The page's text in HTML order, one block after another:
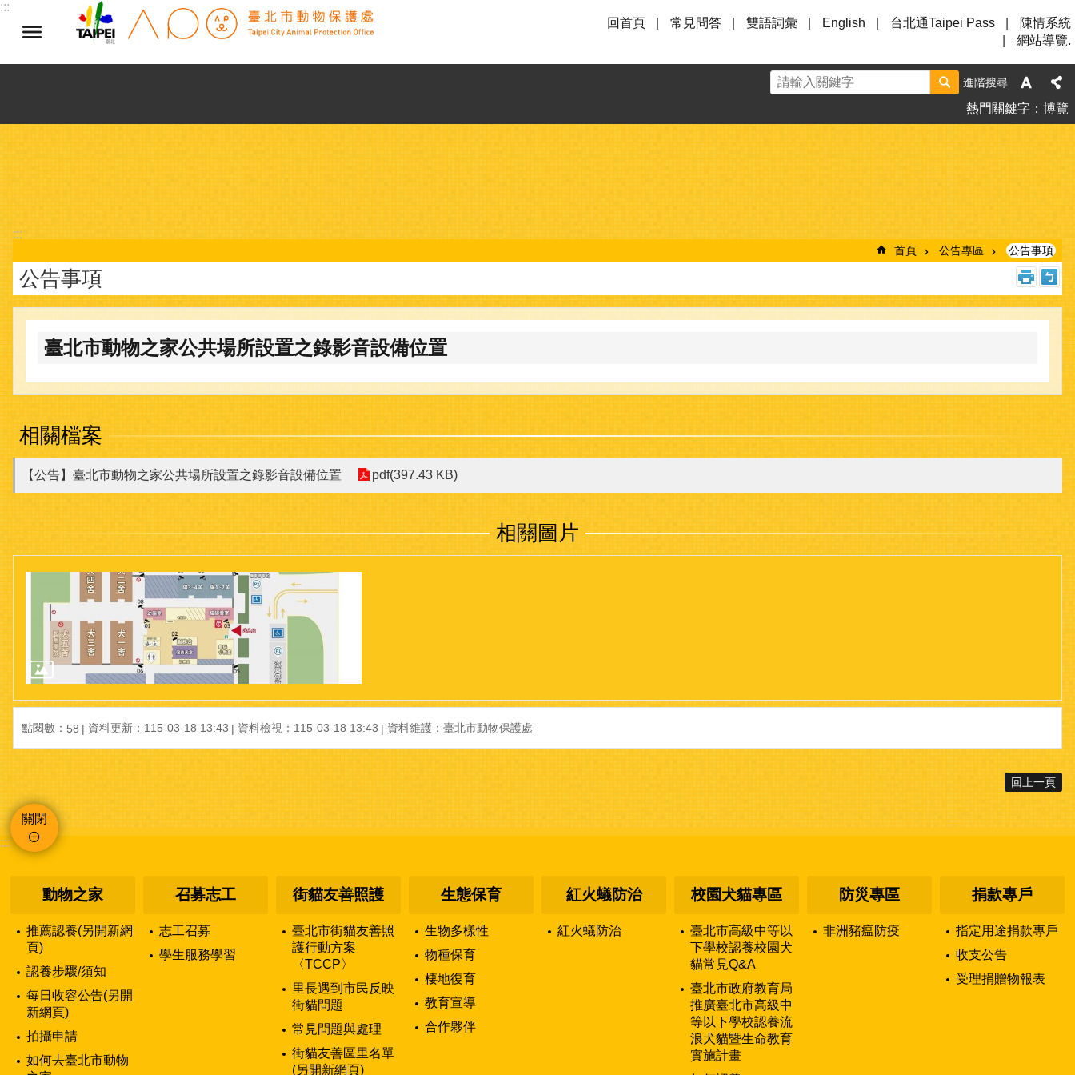
跳到主要內容區塊
:::
回首頁
常見問答 雙語詞彙 English 台北通Taipei Pass
陳情系統
網站導覽.
進階搜尋
熱門關鍵字 博覽
:::
首頁 公告專區 公告事項
公告事項
臺北市動物之家公共場所設置之錄影音設備位置
相關檔案
【公告】臺北市動物之家公共場所設置之錄影音設備位置 pdf(397.43 KB)
相關圖片
點閱數： 58 資料更新：115-03-18 13:43 資料檢視：115-03-18 13:43 資料維護：臺北市動物保護處
回上一頁
關閉
:::
動物之家
推薦認養(另開新網
頁)
認養步驟/須知
每日收容公告(另開
新網頁)
拍攝申請
如何去臺北市動物
召募志工
志工召募
學生服務學習
街貓友善照護
臺北市街貓友善照
護行動方案
〈TCCP〉
里長遇到市民反映
街貓問題
常見問題與處理
街貓友善區里名單
(另開新網頁)
生態保育
生物多樣性
物種保育
棲地復育
教育宣導
合作夥伴
紅火蟻防治
紅火蟻防治
校園犬貓專區
臺北市高級中等以
下學校認養校園犬
貓常見Q&A
臺北市政府教育局
推廣臺北市高級中
等以下學校認養流
浪犬貓暨生命教育
實施計畫
防災專區
非洲豬瘟防疫
捐款專戶
指定用途捐款專戶
收支公告
受理捐贈物報表